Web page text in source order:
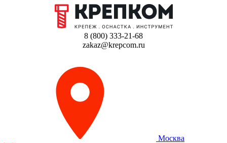
8 (800) 333-21-68
zakaz@krepcom.ru
Москва